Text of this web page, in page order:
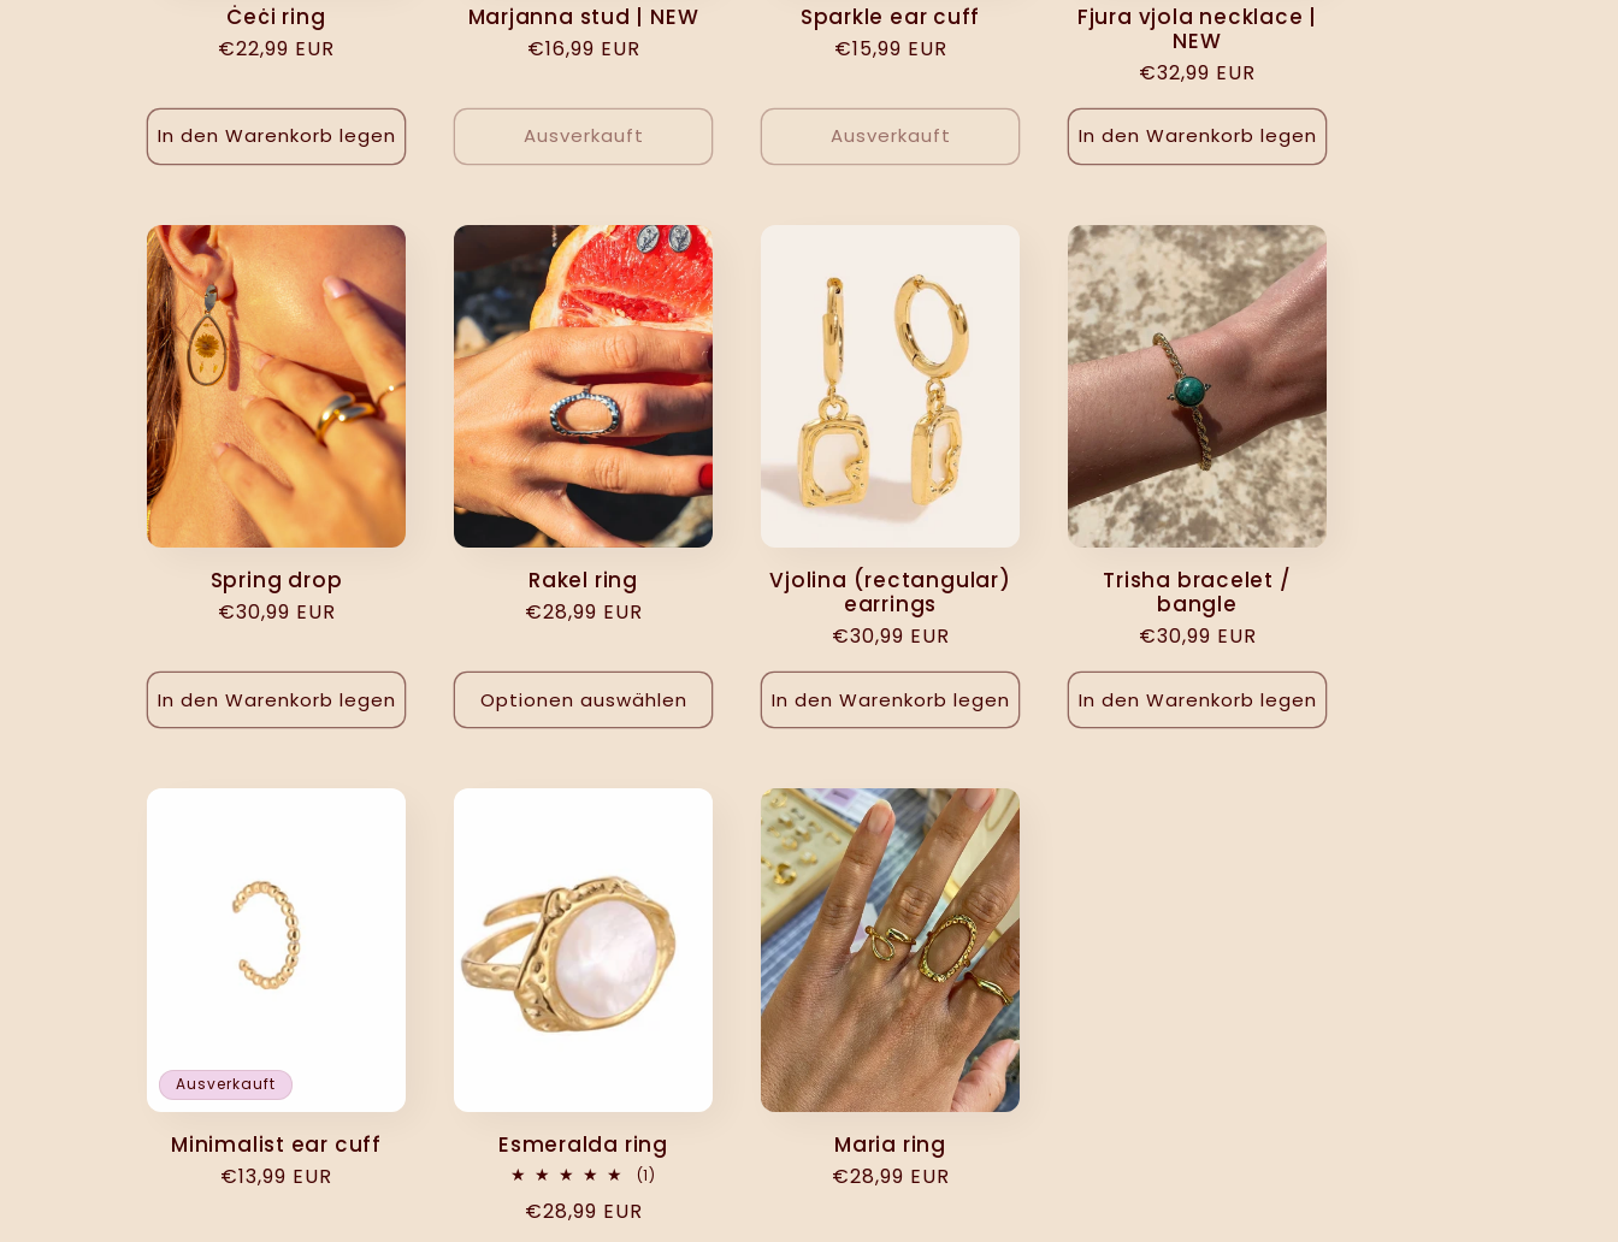
Ċeċi ring
Normaler
€22,99 EUR
In den Warenkorb legen
Marjanna stud | NEW
Normaler
€16,99 EUR
Ausverkauft
Sparkle ear cuff
Normaler
€15,99 EUR
Ausverkauft
Fjura vjola necklace |
NEW
Normaler
Preis
€32,99 EUR
In den Warenkorb legen
Spring drop
Normaler
€30,99 EUR
In den Warenkorb legen
Rakel ring
Normaler
€28,99 EUR
Optionen auswählen
Vjolina (rectangular)
earrings
Normaler
Preis
€30,99 EUR
In den Warenkorb legen
Trisha bracelet /
bangle
Normaler
Preis
€30,99 EUR
In den Warenkorb legen
Ausverkauft
Minimalist ear cuff
Normaler
€13,99 EUR
Esmeralda ring
(1)
Normaler
€28,99 EUR
Maria ring
Normaler
€28,99 EUR